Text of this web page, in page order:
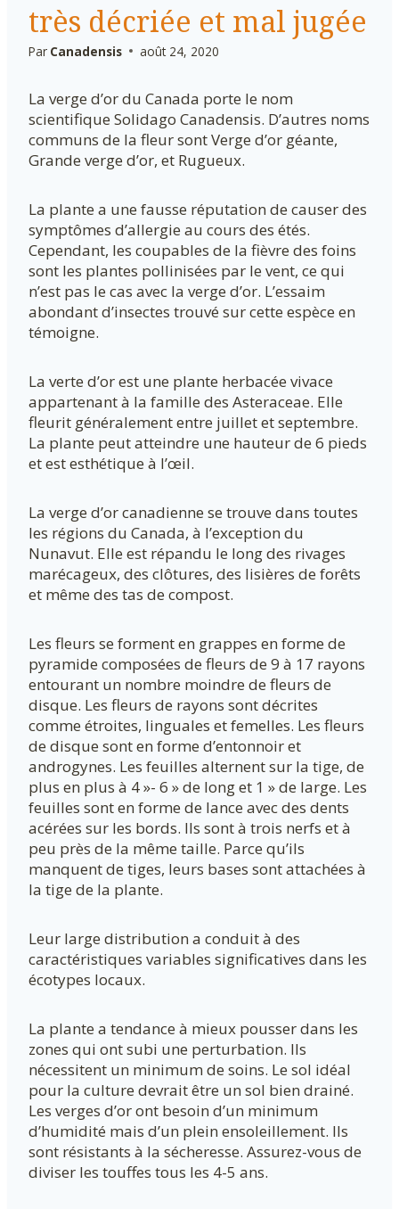
très décriée et mal jugée
Par Canadensis août 24, 2020
La verge d’or du Canada porte le nom
scientifique Solidago Canadensis. D’autres noms
communs de la fleur sont Verge d’or géante,
Grande verge d’or, et Rugueux.
La plante a une fausse réputation de causer des
symptômes d’allergie au cours des étés.
Cependant, les coupables de la fièvre des foins
sont les plantes pollinisées par le vent, ce qui
n’est pas le cas avec la verge d’or. L’essaim
abondant d’insectes trouvé sur cette espèce en
témoigne.
La verte d’or est une plante herbacée vivace
appartenant à la famille des Asteraceae. Elle
fleurit généralement entre juillet et septembre.
La plante peut atteindre une hauteur de 6 pieds
et est esthétique à l’œil.
La verge d’or canadienne se trouve dans toutes
les régions du Canada, à l’exception du
Nunavut. Elle est répandu le long des rivages
marécageux, des clôtures, des lisières de forêts
et même des tas de compost.
Les fleurs se forment en grappes en forme de
pyramide composées de fleurs de 9 à 17 rayons
entourant un nombre moindre de fleurs de
disque. Les fleurs de rayons sont décrites
comme étroites, linguales et femelles. Les fleurs
de disque sont en forme d’entonnoir et
androgynes. Les feuilles alternent sur la tige, de
plus en plus à 4 »- 6 » de long et 1 » de large. Les
feuilles sont en forme de lance avec des dents
acérées sur les bords. Ils sont à trois nerfs et à
peu près de la même taille. Parce qu’ils
manquent de tiges, leurs bases sont attachées à
la tige de la plante.
Leur large distribution a conduit à des
caractéristiques variables significatives dans les
écotypes locaux.
La plante a tendance à mieux pousser dans les
zones qui ont subi une perturbation. Ils
nécessitent un minimum de soins. Le sol idéal
pour la culture devrait être un sol bien drainé.
Les verges d’or ont besoin d’un minimum
d’humidité mais d’un plein ensoleillement. Ils
sont résistants à la sécheresse. Assurez-vous de
diviser les touffes tous les 4-5 ans.